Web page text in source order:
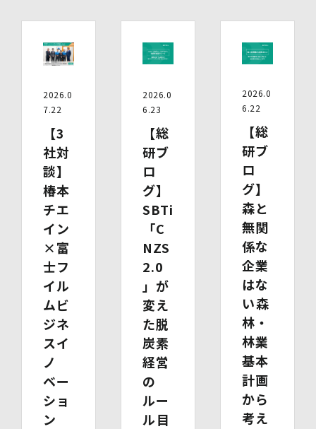
請求書」を送付いたします。 ご記入いただいた「請求
書」と「本人確認書類のコピー」、代理人によるお求めの
でとし、それ以降の情報は黒塗り等の処理をしてくださ
い。
・ 本人確認書類の写し（運転免許証、パスポート、健康
保険証、住民票、年金手帳等）
・ 代理人であることを確認する書類
【代理人様が未成年者の法定代理人の場合】
・ 代理人様ご本人の本人確認書類の写し
・ いずれかの写し（戸籍謄本、住民票（続柄の記載され
たもの）、その他法定代理権の確認ができる公的書類）
【代理人様が成年被後見人の法定代理人の場合】
・ 代理人様ご本人の本人確認書類の写し
・ いずれかの写し（成年被後見人であることを証明する
登記事項証明書、その他法定代理権の確認ができる公的書
類）
【委任による代理人様の場合】
・ 委任状
・ ご本人の印鑑証明書（3ヶ月以内に発行されたもの）
・ 委任を受けたご本人の本人確認書類の写し
(3)開示等のご請求の手数料及び徴収方法
1回のお求めにつき1,000円（紙面でのご請求の場合は、
お送りいただく請求書等に郵便為替を同封していただきま
す。その他の方法でご請求いただく場合は、ご請求時にご
相談させていただきます。）
(4)開示等の請求及びお問い合わせ窓口
2026.0
7.22
【3
社対
談】
椿本
チエ
イン
×富
士フ
イル
ムビ
ジネ
スイ
ノ
ベー
ショ
ン
2026.0
6.23
【総
研ブ
ロ
グ】
SBTi
「C
NZS
2.0
」が
変え
た脱
炭素
経営
の
ルー
ル――目
2026.0
6.22
【総
研ブ
ロ
グ】
森と
無関
係な
企業
はな
い――森
林・
林業
基本
計画
から
考え